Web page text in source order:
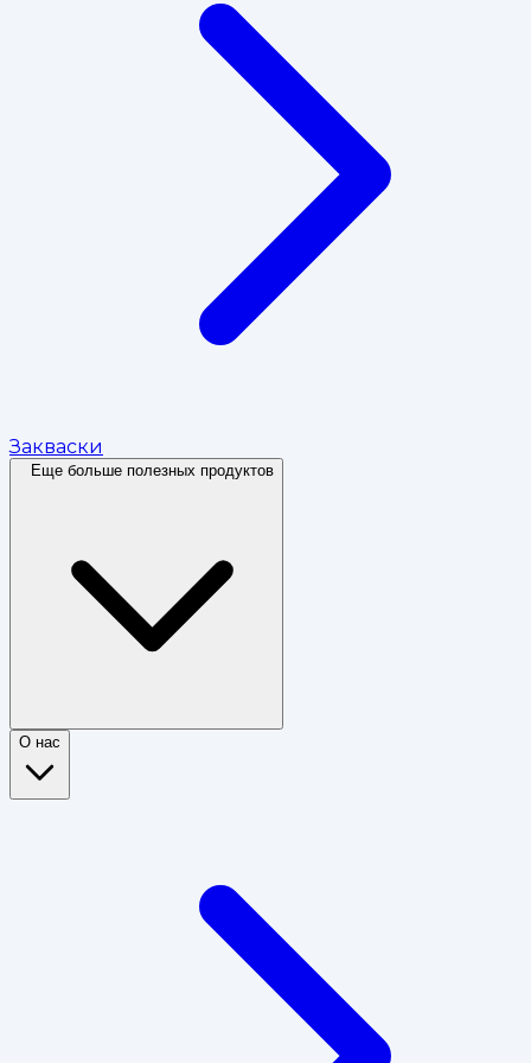
Закваски
Еще больше полезных продуктов
О нас